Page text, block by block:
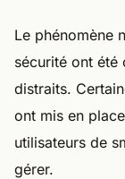
Le phénomène
sécurité ont été
distraits.
ont mis en
utilisateurs de
gérer.